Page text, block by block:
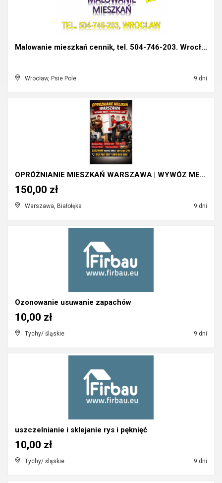
Malowanie mieszkań cennik, tel. 504-746-203. Wrocł...
Wrocław, Psie Pole 9 dni
OPRÓŻNIANIE MIESZKAŃ WARSZAWA | WYWÓZ MEBLI, GABAR...
Warszawa, Białołęka 9 dni
150,00 zł
Ozonowanie usuwanie zapachów
Tychy/ śląskie 9 dni
10,00 zł
uszczelnianie i sklejanie rys i pęknięć
Tychy/ śląskie 9 dni
10,00 zł